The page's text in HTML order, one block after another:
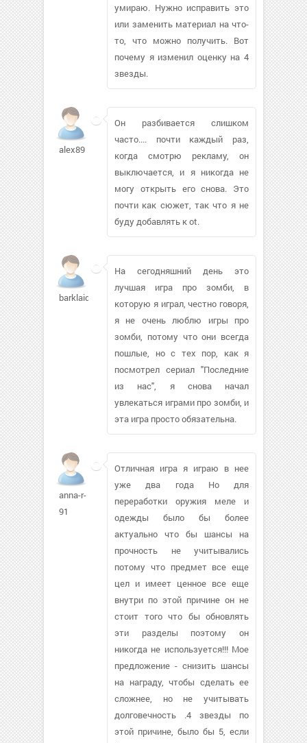
умираю. Нужно исправить это
или заменить материал на что-
то, что можно получить. Вот
почему я изменил оценку на 4
звезды.
alex89
Он разбивается слишком
часто.... почти каждый раз,
когда смотрю рекламу, он
выключается, и я никогда не
могу открыть его снова. Это
почти как сюжет, так что я не
буду добавлять к ot.
barklaid60
На сегодняшний день это
лучшая игра про зомби, в
которую я играл, честно говоря,
я не очень люблю игры про
зомби, потому что они всегда
пошлые, но с тех пор, как я
посмотрел сериал "Последние
из нас", я снова начал
увлекаться играми про зомби, и
эта игра просто обязательна.
anna-r-
91
Отличная игра я играю в нее
уже два года Но для
переработки оружия меле и
одежды было бы более
актуально что бы шансы на
прочность не учитывались
потому что предмет все еще
цел и имеет ценное все еще
внутри по этой причине он не
стоит того что бы обновлять
эти разделы поэтому он
никогда не используется!!! Мое
предложение - снизить шансы
на награду, чтобы сделать ее
сложнее, но не учитывать
долговечность .4 звезды по
этой причине, было бы 5, если